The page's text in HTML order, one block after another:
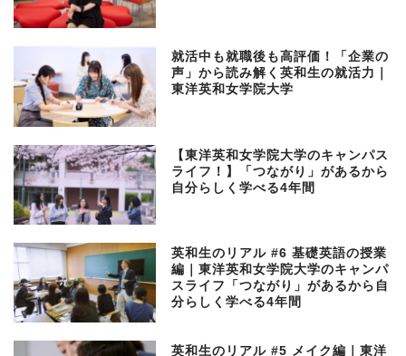
就活中も就職後も高評価！「企業の
声」から読み解く英和生の就活力｜
東洋英和女学院大学
【東洋英和女学院大学のキャンパス
ライフ！】「つながり」があるから
自分らしく学べる4年間
英和生のリアル #6 基礎英語の授業
編｜東洋英和女学院大学のキャンパ
スライフ「つながり」があるから自
分らしく学べる4年間
英和生のリアル #5 メイク編｜東洋